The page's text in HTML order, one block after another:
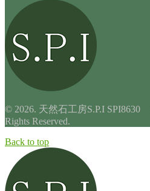
© 2026. 天然石工房S.P.I
Rights Reserved.
Back to top